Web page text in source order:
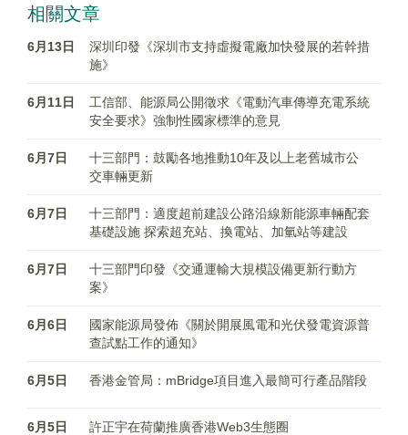
相關文章
6月13日
深圳印發《深圳市支持虛擬電廠加快發展的若幹措
施》
6月11日
工信部、能源局公開徵求《電動汽車傳導充電系統
安全要求》強制性國家標準的意見
6月7日
十三部門：鼓勵各地推動10年及以上老舊城市公
交車輛更新
6月7日
十三部門：適度超前建設公路沿線新能源車輛配套
基礎設施 探索超充站、換電站、加氫站等建設
6月7日
十三部門印發《交通運輸大規模設備更新行動方
案》
6月6日
國家能源局發佈《關於開展風電和光伏發電資源普
查試點工作的通知》
6月5日 香港金管局：mBridge項目進入最簡可行產品階段
6月5日 許正宇在荷蘭推廣香港Web3生態圈